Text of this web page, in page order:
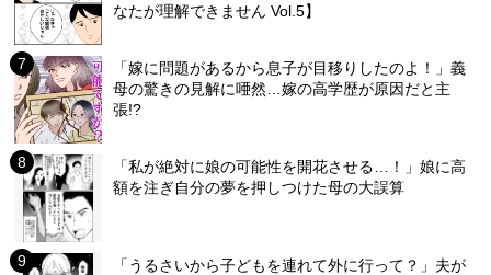
なたが理解できません Vol.5】
「嫁に問題があるから息子が目移りしたのよ！」義
母の驚きの見解に唖然…嫁の高学歴が原因だと主
張!?
「私が絶対に娘の可能性を開花させる…！」娘に高
額を注ぎ自分の夢を押しつけた母の大誤算
「うるさいから子どもを連れて外に行って？」夫が